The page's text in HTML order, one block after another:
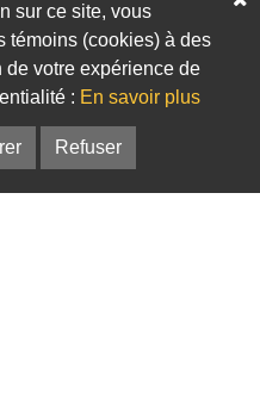
Bagues de centrage
sur ce site, vous
témoins (cookies) à des
de votre expérience de
: En savoir plus
Refuser